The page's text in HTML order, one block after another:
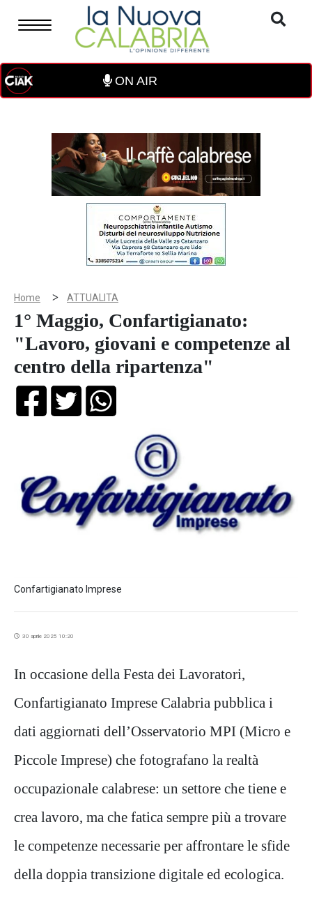
ON AIR
Home > ATTUALITA
1° Maggio, Confartigianato:
"Lavoro, giovani e competenze al
centro della ripartenza"
Confartigianato Imprese
30 aprile 2025 10:20
In occasione della Festa dei Lavoratori,
Confartigianato Imprese Calabria pubblica i
dati aggiornati dell’Osservatorio MPI (Micro e
Piccole Imprese) che fotografano la realtà
occupazionale calabrese: un settore che tiene e
crea lavoro, ma che fatica sempre più a trovare
le competenze necessarie per affrontare le sfide
della doppia transizione digitale ed ecologica.